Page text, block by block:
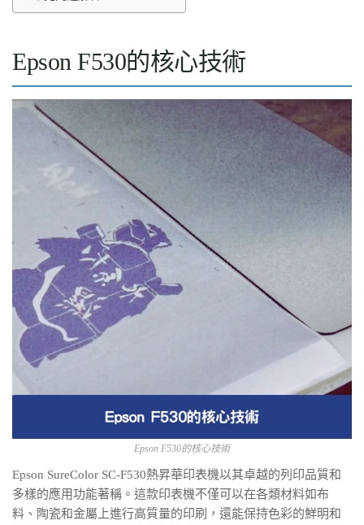
Epson F530的核心技術
Epson F530的核心技術
Epson SureColor SC-F530熱昇華印表機以其卓越的列印品質和
多樣的應用功能著稱。這款印表機不僅可以在各類材料如布
料、陶瓷和金屬上進行高質量的印刷，還能保持色彩的鮮明和